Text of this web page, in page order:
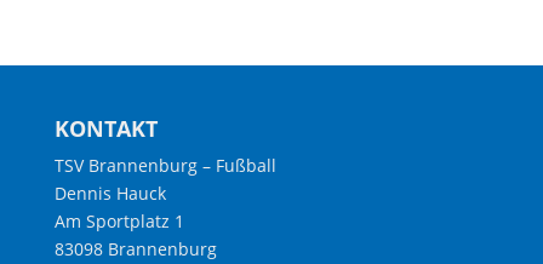
KONTAKT
TSV Brannenburg – Fußball
Dennis Hauck
Am Sportplatz 1
83098 Brannenburg